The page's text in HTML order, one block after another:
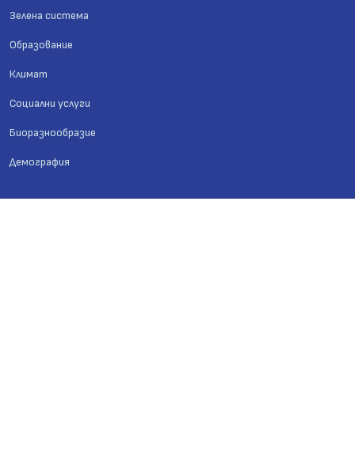
Зелена система
Образование
Климат
Социални услуги
Биоразнообразие
Демография